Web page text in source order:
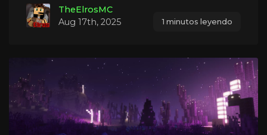
TheElrosMC
Aug 17th, 2025
1 minutos leyendo